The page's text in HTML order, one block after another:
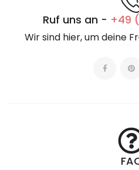
Ruf uns an - +49
Wir sind hier, um deine